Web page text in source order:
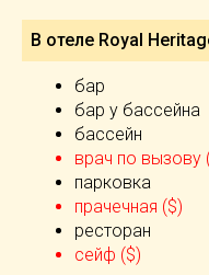
В отеле Royal
бар
бар у бассейна
бассейн
врач по вызову
парковка
прачечная ($)
ресторан
сейф ($)